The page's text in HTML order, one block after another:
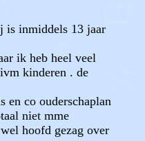
is inmiddels 13 jaar
ik heb heel veel
kinderen . de
en co ouderschaplan
niet mme
hoofd gezag over